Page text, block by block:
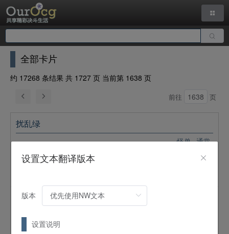
全部卡片
约 17268 条结果 共 1727 页 当前第 1638 页
前往 页
怪兽 通常
扰乱绿
2 星 /ATK:0 /DEF:1000 /
异次元驯兽师
星 /ATK:100 /
设置文本翻译版本
版本
设置说明